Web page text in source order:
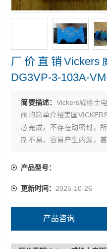
厂价直销
DG3VP-3-103A-
简要描述： Vickers威格士
阀的简单介绍美国
芯完成，不存在动密封，
制不易，容易产生内漏，
DG3VP-3-103A-VM-U-B-10
产品型号：
更新时间： 2025-10-26
产品咨询